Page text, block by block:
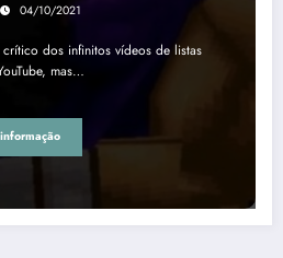
04/10/2021
crítico dos infinitos vídeos de listas
mas…